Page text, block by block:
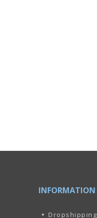
INFORMATION
Dropshipping